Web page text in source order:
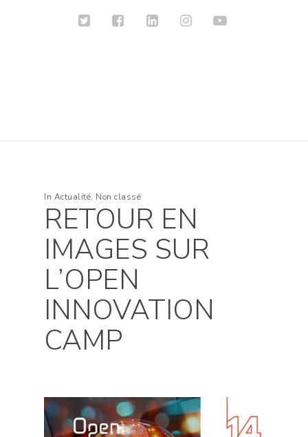
In Actualité, Non classé
RETOUR EN
IMAGES SUR
L’OPEN
INNOVATION
CAMP